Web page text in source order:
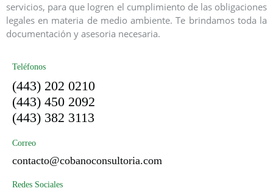
servicios, para que logren el cumplimiento de las obligaciones
legales en materia de medio ambiente. Te brindamos toda la
documentación y asesoria necesaria.
Teléfonos
(443) 202 0210
(443) 450 2092
(443) 382 3113
Correo
contacto@cobanoconsultoria.com
Redes Sociales